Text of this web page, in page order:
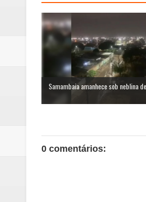
Samambaia amanhece sob neblina
0 comentários: